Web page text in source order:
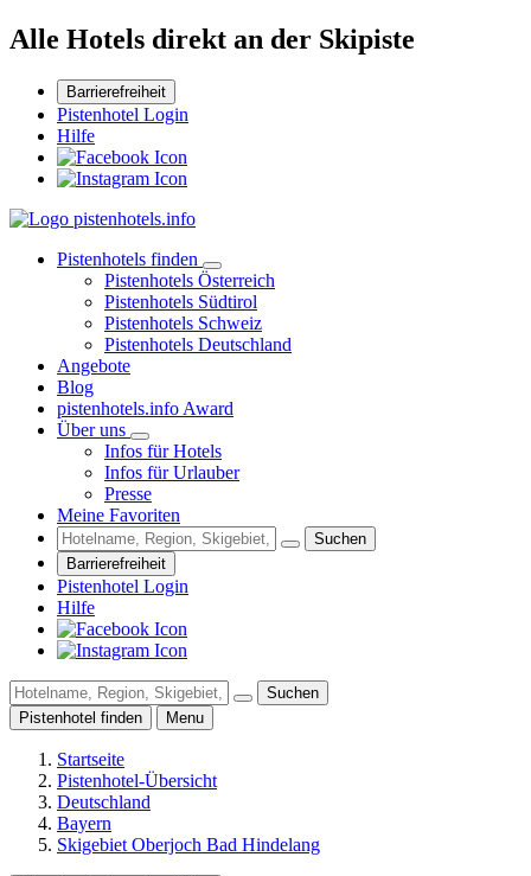
Alle Hotels direkt an der Skipiste
Barrierefreiheit
Pistenhotel Login
Hilfe
Pistenhotels finden
Pistenhotels Österreich
Pistenhotels Südtirol
Pistenhotels Schweiz
Pistenhotels Deutschland
Angebote
Blog
pistenhotels.info Award
Über uns
Infos für Hotels
Infos für Urlauber
Presse
Meine Favoriten
Suchen
Barrierefreiheit
Pistenhotel Login
Hilfe
Suchen
Pistenhotel finden
Menu
Startseite
Pistenhotel-Übersicht
Deutschland
Bayern
Skigebiet Oberjoch Bad Hindelang